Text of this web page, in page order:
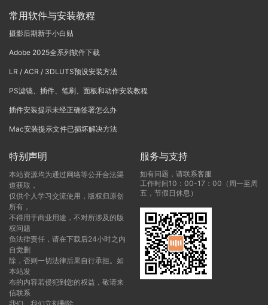
常用软件与安装教程
摄影后期新手小白贴
Adobe 2025全系列软件下载
LR / ACR / 3DLUTS预设安装方法
PS滤镜、插件、笔刷、面板和动作安装教程
插件安装提示未经正确签署怎么办
Mac安装提示文件已损坏解决方法
特别声明
本站资源均为通过网络等公开合法渠
道获取，
仅供个人学习交流使用，版权归原创
所有，
不得用于商业用途，不对所涉及的版
权问题
负法律责任，请在下载后24小时之内
自觉删
除，否则一切法律后果自行承担。如
本站发
布的内容若侵犯到您的权益，敬请来
信联系
服务与支持
如有问题，请联系客服
工作时间10：00-17：00（周一至周
五，节假日休息）